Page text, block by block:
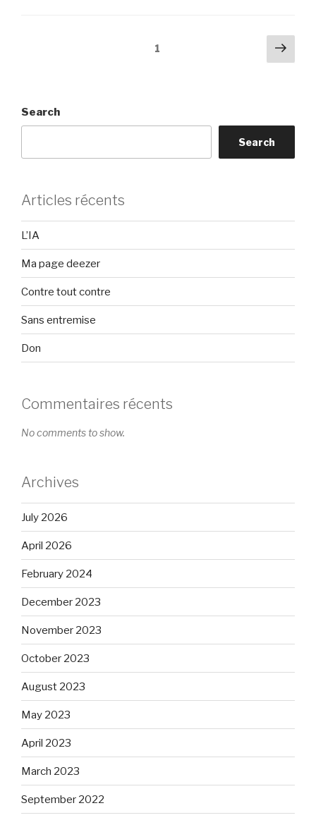
1
Next
Search
Search
Articles récents
L’IA
Ma page deezer
Contre tout contre
Sans entremise
Don
Commentaires récents
No comments to show.
Archives
July 2026
April 2026
February 2024
December 2023
November 2023
October 2023
August 2023
May 2023
April 2023
March 2023
September 2022